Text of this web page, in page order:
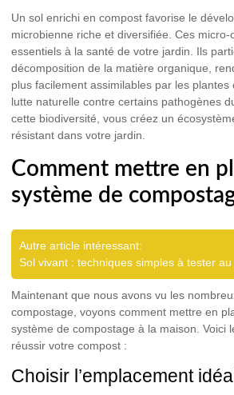
Un sol enrichi en compost favorise le
microbienne riche et diversifiée. Ces micro-
essentiels à la santé de votre jardin. Ils
décomposition de la matière organique,
plus facilement assimilables par les
lutte naturelle contre certains pathogènes
cette biodiversité, vous créez un
résistant dans votre jardin.
Comment mettre en
système de
Autre article intéressant:
Sol vivant : techniques simples à tester
Maintenant que nous avons vu les
compostage, voyons comment mettre en
système de compostage à la maison. Voici
réussir votre compost :
Choisir l’emplacement